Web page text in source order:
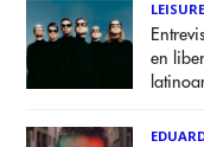
LEISURE
en